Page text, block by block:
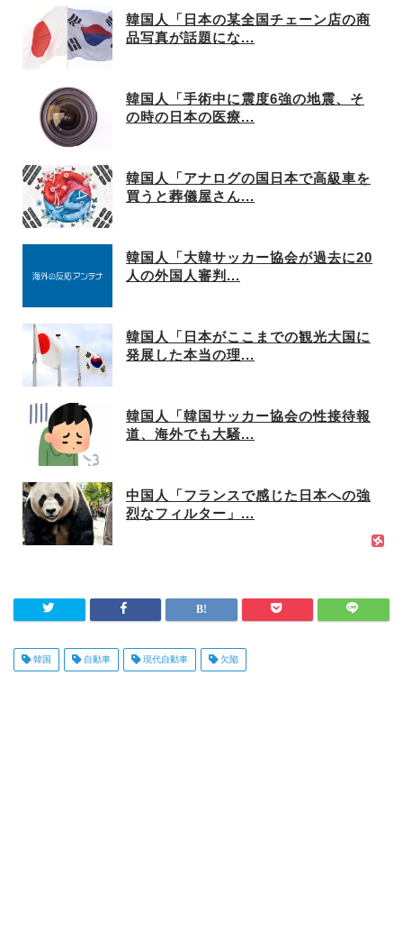
韓国人「日本の某全国チェーン店の商
品写真が話題にな...
韓国人「手術中に震度6強の地震、そ
の時の日本の医療...
韓国人「アナログの国日本で高級車を
買うと葬儀屋さん...
韓国人「大韓サッカー協会が過去に20
人の外国人審判...
韓国人「日本がここまでの観光大国に
発展した本当の理...
韓国人「韓国サッカー協会の性接待報
道、海外でも大騒...
中国人「フランスで感じた日本への強
烈なフィルター」...
韓国 自動車 現代自動車 欠陥